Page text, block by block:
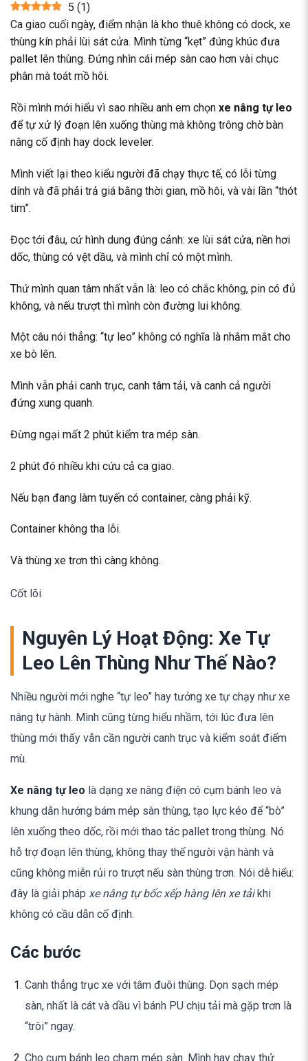
5 (1)
Ca giao cuối ngày, điểm nhận là kho thuê không có dock, xe
thùng kín phải lùi sát cửa. Mình từng “kẹt” đúng khúc đưa
pallet lên thùng. Đứng nhìn cái mép sàn cao hơn vài chục
phân mà toát mồ hôi.
Rồi mình mới hiểu vì sao nhiều anh em chọn xe nâng tự leo
để tự xử lý đoạn lên xuống thùng mà không trông chờ bàn
nâng cố định hay dock leveler.
Mình viết lại theo kiểu người đã chạy thực tế, có lỗi từng
dính và đã phải trả giá bằng thời gian, mồ hôi, và vài lần “thót
tim”.
Đọc tới đâu, cứ hình dung đúng cảnh: xe lùi sát cửa, nền hơi
dốc, thùng có vệt dầu, và mình chỉ có một mình.
Thứ mình quan tâm nhất vẫn là: leo có chắc không, pin có đủ
không, và nếu trượt thì mình còn đường lui không.
Một câu nói thẳng: “tự leo” không có nghĩa là nhắm mắt cho
xe bò lên.
Mình vẫn phải canh trục, canh tâm tải, và canh cả người
đứng xung quanh.
Đừng ngại mất 2 phút kiểm tra mép sàn.
2 phút đó nhiều khi cứu cả ca giao.
Nếu bạn đang làm tuyến có container, càng phải kỹ.
Container không tha lỗi.
Và thùng xe trơn thì càng không.
Cốt lõi
Nguyên Lý Hoạt Động: Xe Tự
Leo Lên Thùng Như Thế Nào?
Nhiều người mới nghe “tự leo” hay tưởng xe tự chạy như xe
nâng tự hành. Mình cũng từng hiểu nhầm, tới lúc đưa lên
thùng mới thấy vẫn cần người canh trục và kiểm soát điểm
mù.
Xe nâng tự leo là dạng xe nâng điện có cụm bánh leo và
khung dẫn hướng bám mép sàn thùng, tạo lực kéo để “bò”
lên xuống theo dốc, rồi mới thao tác pallet trong thùng. Nó
hỗ trợ đoạn lên thùng, không thay thế người vận hành và
cũng không miễn rủi ro trượt nếu sàn thùng trơn. Nói dễ hiểu:
đây là giải pháp xe nâng tự bốc xếp hàng lên xe tảikhi
không có cầu dẫn cố định.
Các bước
Canh thẳng trục xe với tâm đuôi thùng. Dọn sạch mép
sàn, nhất là cát và dầu vì bánh PU chịu tải mà gặp trơn là
“trôi” ngay.
Cho cụm bánh leo chạm mép sàn. Mình hay chạy thử